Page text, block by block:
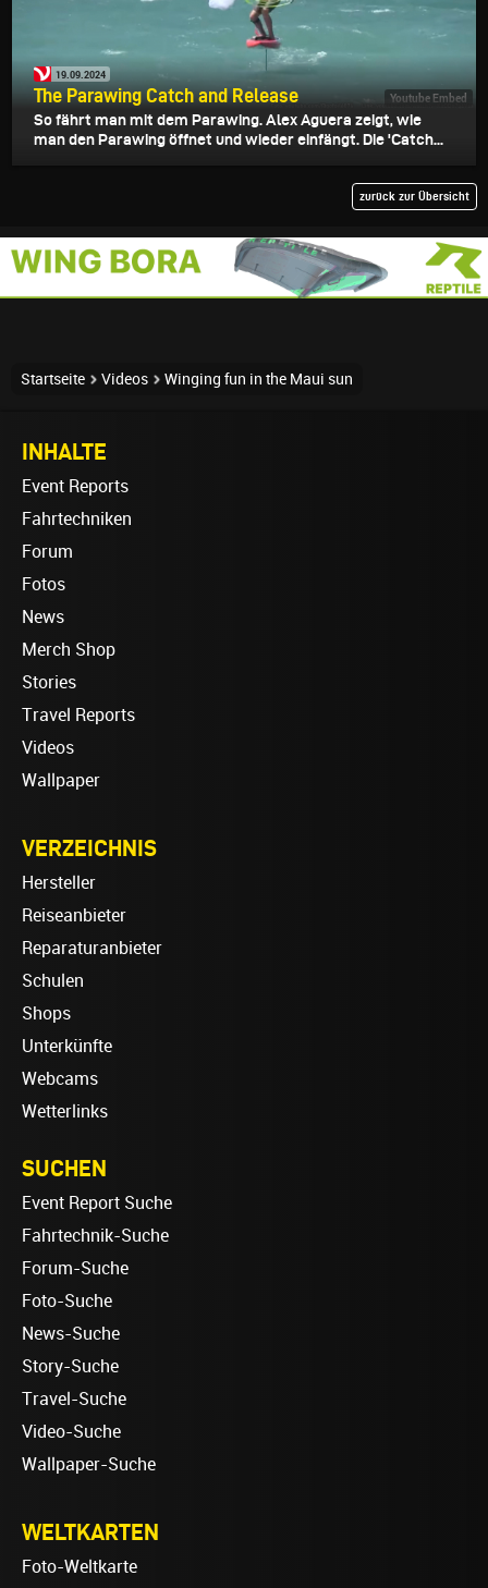
Youtube Embed
19.09.2024
The Parawing Catch and Release
So fährt man mit dem Parawing. Alex Aguera zeigt, wie
man den Parawing öffnet und wieder einfängt. Die 'Catch...
zurück zur Übersicht
Startseite Videos Winging fun in the Maui sun
INHALTE
Event Reports
Fahrtechniken
Forum
Fotos
News
Merch Shop
Stories
Travel Reports
Videos
Wallpaper
VERZEICHNIS
Hersteller
Reiseanbieter
Reparaturanbieter
Schulen
Shops
Unterkünfte
Webcams
Wetterlinks
SUCHEN
Event Report Suche
Fahrtechnik-Suche
Forum-Suche
Foto-Suche
News-Suche
Story-Suche
Travel-Suche
Video-Suche
Wallpaper-Suche
WELTKARTEN
Foto-Weltkarte